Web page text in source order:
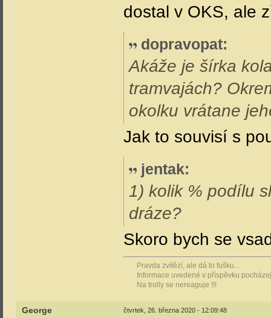
dostal v OKS, ale
dopravopat:
Akáže je šírka
tramvajách?
okolku vrátane
Jak to souvisí s
jentak:
1) kolik % podílu
dráze?
Skoro bych se
Pravda zvítězí, ale dá to fušku...
Informace uvedené v příspěvku
Na trolly se nereaguje !!!
George čtvrtek, 26. března 2020 - 12:09:48